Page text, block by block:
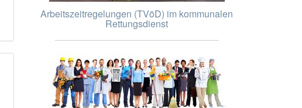
Arbeitszeitregelungen (TVöD) im kommunalen
Rettungsdienst